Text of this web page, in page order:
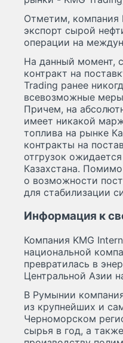
Отметим, компания
экспорт сырой
операции на
На данный момент,
контракт на
Trading ранее
всевозможные меры
Причем, на
имеет никакой
топлива на рынке
контракты на
отгрузок
Казахстана.
о возможности
для стабилизации
Информация к
Компания KMG
национальной
превратилась в
Центральной Азии
В Румынии
из крупнейших и
Черноморском
сырья в год, а